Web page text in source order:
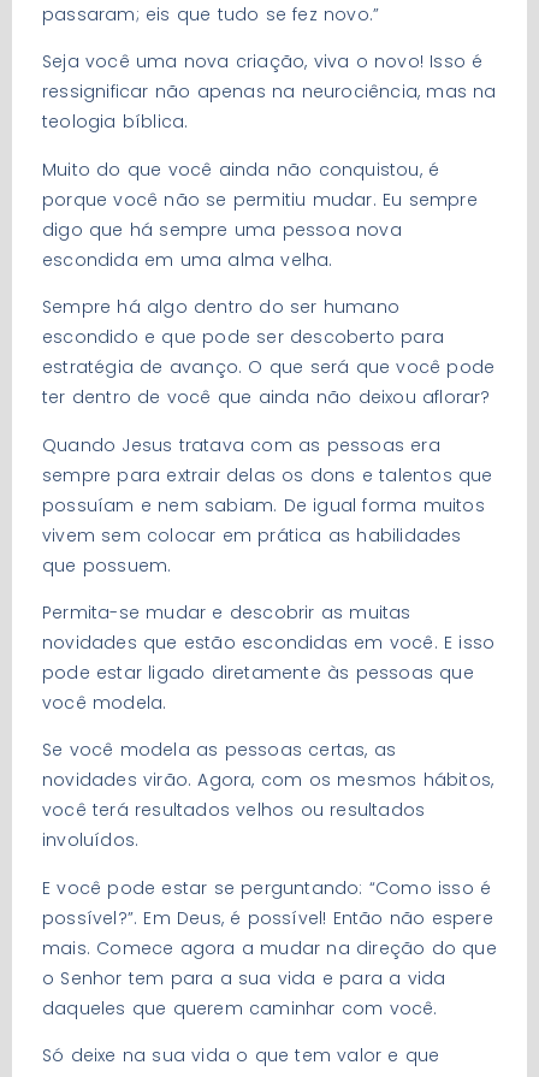
passaram; eis que tudo se fez novo.”
Seja você uma nova criação, viva o novo! Isso é
ressignificar não apenas na neurociência, mas na
teologia bíblica.
Muito do que você ainda não conquistou, é
porque você não se permitiu mudar. Eu sempre
digo que há sempre uma pessoa nova
escondida em uma alma velha.
Sempre há algo dentro do ser humano
escondido e que pode ser descoberto para
estratégia de avanço. O que será que você pode
ter dentro de você que ainda não deixou aflorar?
Quando Jesus tratava com as pessoas era
sempre para extrair delas os dons e talentos que
possuíam e nem sabiam. De igual forma muitos
vivem sem colocar em prática as habilidades
que possuem.
Permita-se mudar e descobrir as muitas
novidades que estão escondidas em você. E isso
pode estar ligado diretamente às pessoas que
você modela.
Se você modela as pessoas certas, as
novidades virão. Agora, com os mesmos hábitos,
você terá resultados velhos ou resultados
involuídos.
E você pode estar se perguntando: “Como isso é
possível?”. Em Deus, é possível! Então não espere
mais. Comece agora a mudar na direção do que
o Senhor tem para a sua vida e para a vida
daqueles que querem caminhar com você.
Só deixe na sua vida o que tem valor e que